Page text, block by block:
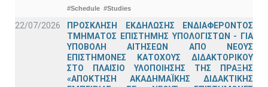
#Schedule #Studies
22/07/2026
ΠΡΟΣΚΛΗΣΗ ΕΚΔΗΛΩΣΗΣ ΕΝΔΙΑΦΕΡΟΝΤΟΣ
ΤΜΗΜΑΤΟΣ ΕΠΙΣΤΗΜΗΣ ΥΠΟΛΟΓΙΣΤΩΝ - ΓΙΑ
ΥΠΟΒΟΛΗ ΑΙΤΗΣΕΩΝ ΑΠΟ ΝΕΟΥΣ
ΕΠΙΣΤΗΜΟΝΕΣ ΚΑΤΟΧΟΥΣ ΔΙΔΑΚΤΟΡΙΚΟΥ
ΣΤΟ ΠΛΑΙΣΙΟ ΥΛΟΠΟΙΗΣΗΣ ΤΗΣ ΠΡΑΞΗΣ
«ΑΠΟΚΤΗΣΗ ΑΚΑΔΗΜΑΪΚΗΣ ΔΙΔΑΚΤΙΚΗΣ